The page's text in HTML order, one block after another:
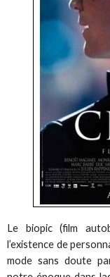
Le biopic (film
l’existence de
mode sans doute